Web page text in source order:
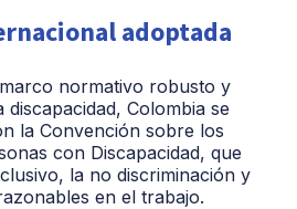
adoptada
normativo robusto y
Colombia se
la Convención sobre los
con Discapacidad, que
la no discriminación y
en el trabajo.